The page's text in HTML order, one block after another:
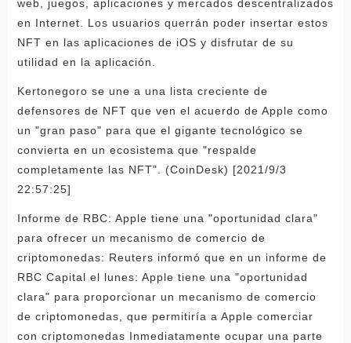
web, juegos, aplicaciones y mercados descentralizados
en Internet. Los usuarios querrán poder insertar estos
NFT en las aplicaciones de iOS y disfrutar de su
utilidad en la aplicación.
Kertonegoro se une a una lista creciente de
defensores de NFT que ven el acuerdo de Apple como
un "gran paso" para que el gigante tecnológico se
convierta en un ecosistema que "respalde
completamente las NFT". (CoinDesk) [2021/9/3
22:57:25]
Informe de RBC: Apple tiene una "oportunidad clara"
para ofrecer un mecanismo de comercio de
criptomonedas: Reuters informó que en un informe de
RBC Capital el lunes: Apple tiene una "oportunidad
clara" para proporcionar un mecanismo de comercio
de criptomonedas, que permitiría a Apple comerciar
con criptomonedas Inmediatamente ocupar una parte